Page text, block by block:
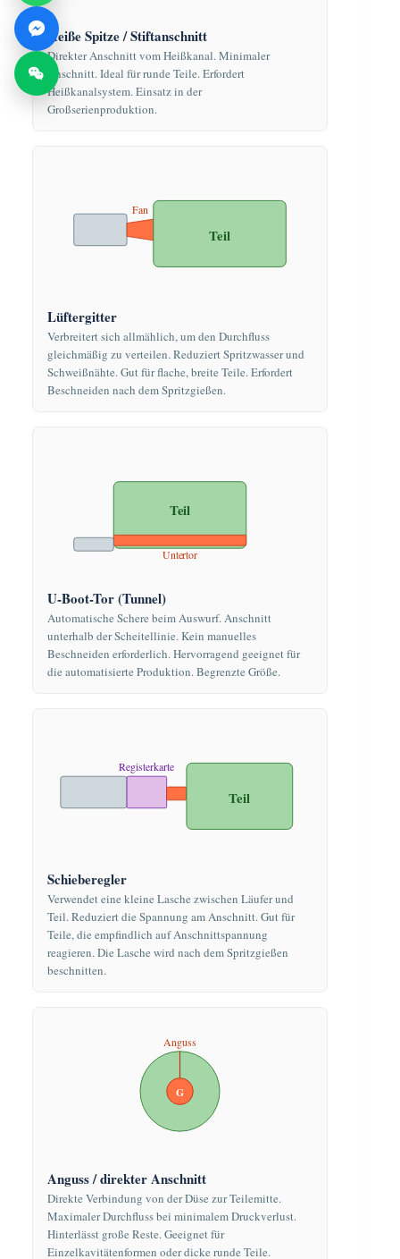
Heiße Spitze / Stiftanschnitt
Direkter Anschnitt vom Heißkanal. Minimaler
Anschnitt. Ideal für runde Teile. Erfordert
Heißkanalsystem. Einsatz in der
Großserienproduktion.
Teil
Fan
Lüftergitter
Verbreitert sich allmählich, um den Durchfluss
gleichmäßig zu verteilen. Reduziert Spritzwasser und
Schweißnähte. Gut für flache, breite Teile. Erfordert
Beschneiden nach dem Spritzgießen.
Teil
Untertor
U-Boot-Tor (Tunnel)
Automatische Schere beim Auswurf. Anschnitt
unterhalb der Scheitellinie. Kein manuelles
Beschneiden erforderlich. Hervorragend geeignet für
die automatisierte Produktion. Begrenzte Größe.
Teil
Registerkarte
Schieberegler
Verwendet eine kleine Lasche zwischen Läufer und
Teil. Reduziert die Spannung am Anschnitt. Gut für
Teile, die empfindlich auf Anschnittspannung
reagieren. Die Lasche wird nach dem Spritzgießen
beschnitten.
G
Anguss
Anguss / direkter Anschnitt
Direkte Verbindung von der Düse zur Teilemitte.
Maximaler Durchfluss bei minimalem Druckverlust.
Hinterlässt große Reste. Geeignet für
Einzelkavitätenformen oder dicke runde Teile.